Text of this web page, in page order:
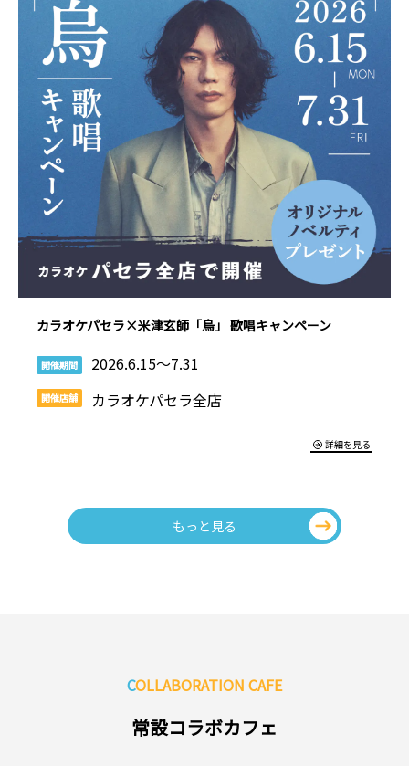
カラオケパセラ×米津玄師「烏」 歌唱キャンペーン
開催期間 2026.6.15～7.31
開催店舗 カラオケパセラ全店
詳細を見る
もっと見る
COLLABORATION CAFE
常設コラボカフェ